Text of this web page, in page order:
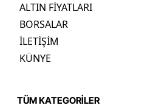
ALTIN FİYATLARI
BORSALAR
İLETİŞİM
KÜNYE
TÜM KATEGORİLER